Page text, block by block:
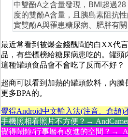
中雙酚A之含量發現，BMI超過
度的雙酚A含量，且胰島素阻抗
實雙酚A與罹患糖尿病、肥胖有關
最近常看到被爆金錢醜聞的白XX代
品，有些標榜給糖尿病患吃的。罐頭
這種罐頭食品會不會吃了反而不好？
超商可以看到加熱的罐頭飲料，內膜
更多BPA的。
覺得Android中文輸入法(注音、倉頡
手機照相看照片不方便？→
覺得鬧鐘/行事曆有改進的空間？→